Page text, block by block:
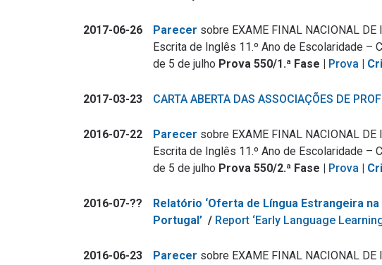
2017-06-26 Parecer sobre EXAME FINAL NACIONAL DE
Escrita de Inglês 11.º Ano de Escolaridade –
de 5 de julho Prova 550/1.ª Fase | Prova |
2017-03-23 CARTA ABERTA DAS ASSOCIAÇÕES DE
2016-07-22 Parecer sobre EXAME FINAL NACIONAL DE
Escrita de Inglês 11.º Ano de Escolaridade –
de 5 de julho Prova 550/2.ª Fase | Prova |
2016-07-??
Relatório ‘Oferta de Língua Estrangeira
Portugal’ / Report ‘Early Language
2016-06-23 Parecer sobre EXAME FINAL NACIONAL DE